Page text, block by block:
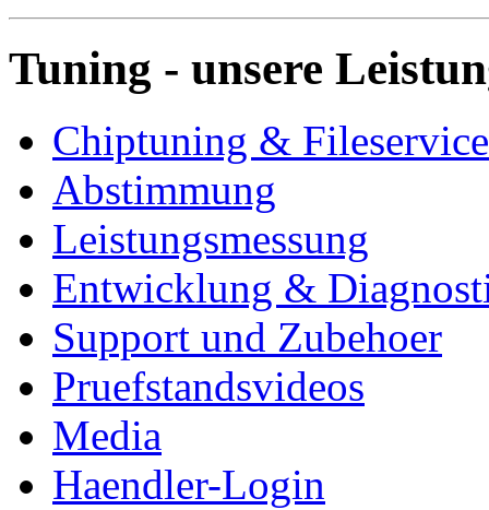
Tuning - unsere
Chiptuning & Fileservice
Abstimmung
Leistungsmessung
Entwicklung &
Support und Zubehoer
Pruefstandsvideos
Media
Haendler-Login